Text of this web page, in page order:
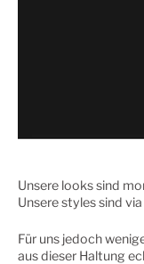
Unsere looks sind
Unsere styles sind
Für uns jedoch
aus dieser Haltung